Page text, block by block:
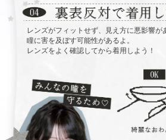
レンズがフィットせず、見え方に悪影響が
瞳に害を及ぼす可能性があるよ。
レンズをよく確認してから着用しよう！